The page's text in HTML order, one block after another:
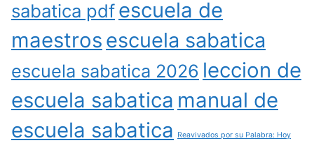
sabatica pdfescuela de
maestros escuela sabatica
escuela sabatica 2026 leccion de
escuela sabatica manual de
escuela sabatica
Reavivados por su Palabra: Hoy